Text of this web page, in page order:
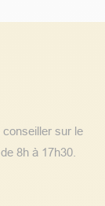
sur le
8h à 17h30.